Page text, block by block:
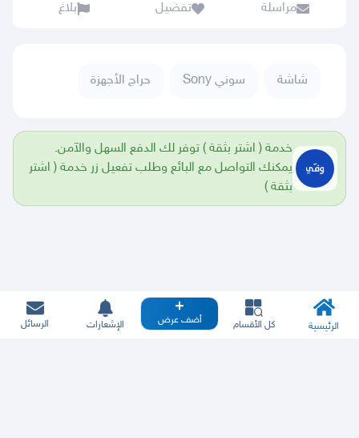
مراسلة تفضيل بلاغ
شاشة سوني Sony حراج الأجهزة
خدمة ( اشتر بثقة ) توفر لك الدفع السهل والآمن.
يمكنك التواصل مع البائع وطلب تفعيل زر خدمة ( اشتر
بثقة )
الرئيسية كل الأقسام أضف عرض الإشعارات الرسائل